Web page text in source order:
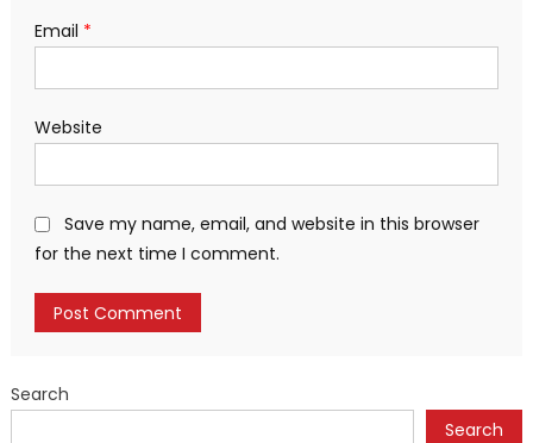
Email *
Website
Save my name, email, and website in this browser
for the next time I comment.
Search
Search